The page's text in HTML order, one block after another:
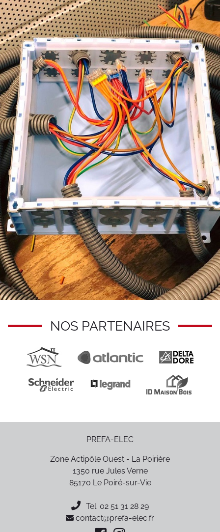
NOS PARTENAIRES
PREFA-ELEC
Zone Actipôle Ouest - La Poirière
1350 rue Jules Verne
85170 Le Poiré-sur-Vie
Tel. 02 51 31 28 29
contact@prefa-elec.fr